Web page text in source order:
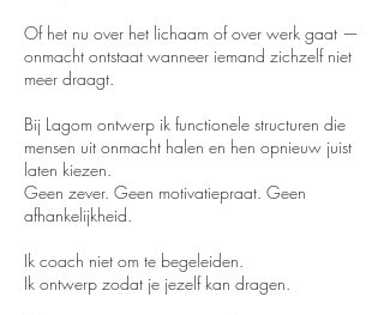
Of het nu over het lichaam of over werk gaat —
onmacht ontstaat wanneer iemand zichzelf niet
meer draagt.
Bij Lagom ontwerp ik functionele structuren die
mensen uit onmacht halen en hen opnieuw juist
laten kiezen.
Geen zever. Geen motivatiepraat. Geen
afhankelijkheid.
Ik coach niet om te begeleiden.
Ik ontwerp zodat je jezelf kan dragen.